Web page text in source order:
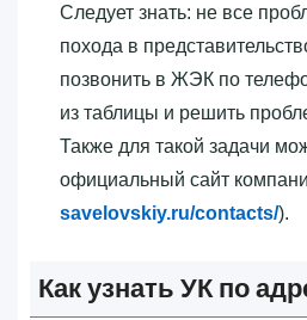
Следует знать: не все
похода в
позвонить в ЖЭК по
из таблицы и решить
Также для такой задачи
официальный сайт
savelovskiy.ru/contacts/).
Как узнать УК по